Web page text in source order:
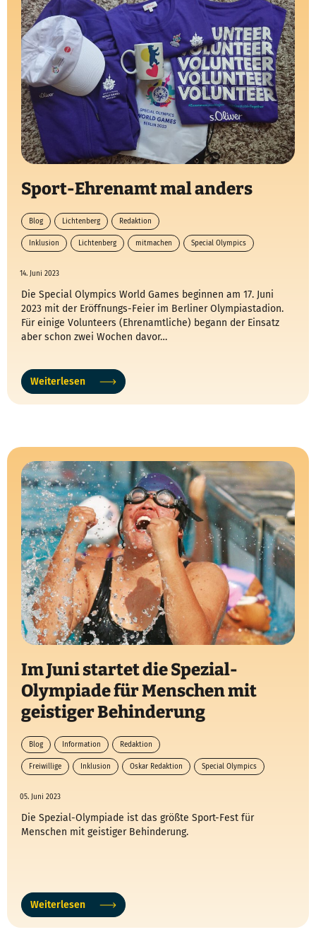
Sport-Ehrenamt mal anders
Blog Lichtenberg Redaktion
Inklusion Lichtenberg mitmachen Special Olympics
14. Juni 2023
Die Special Olympics World Games beginnen am 17. Juni
2023 mit der Eröffnungs-Feier im Berliner Olympiastadion.
Für einige Volunteers (Ehrenamtliche) begann der Einsatz
aber schon zwei Wochen davor…
Weiterlesen
Im Juni startet die Spezial-
Olympiade für Menschen mit
geistiger Behinderung
Blog Information Redaktion
Freiwillige Inklusion Oskar Redaktion Special Olympics
05. Juni 2023
Die Spezial-Olympiade ist das größte Sport-Fest für
Menschen mit geistiger Behinderung.
Weiterlesen